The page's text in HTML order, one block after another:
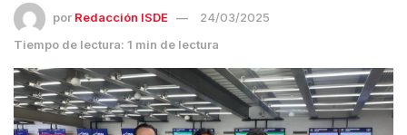
por Redacción ISDE
24/03/2025
Tiempo de lectura: 1 min de lectura